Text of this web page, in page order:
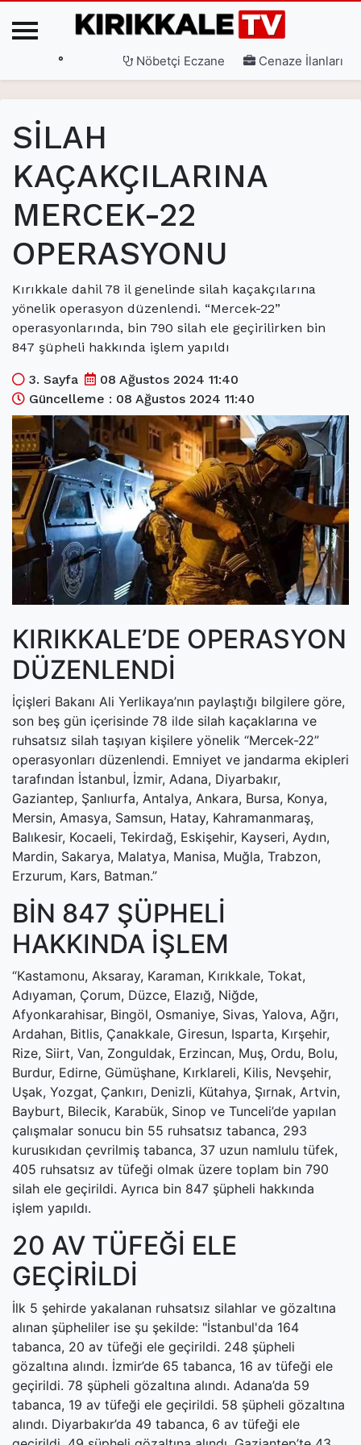
3. Sayfa(current)
Gündem(current)
Siyaset(current)
Eğitim(current)
Spor(current)
Sağlık (current)
Kültür Sanat
Teknoloji(current)
Özel Haber (current)
Dünya(current)
Yerel(current)
İller(current)
° Nöbetçi Eczane Cenaze İlanları
SİLAH
KAÇAKÇILARINA
MERCEK-22
OPERASYONU
Kırıkkale dahil 78 il genelinde silah kaçakçılarına
yönelik operasyon düzenlendi. “Mercek-22”
operasyonlarında, bin 790 silah ele geçirilirken bin
847 şüpheli hakkında işlem yapıldı
3. Sayfa
08 Ağustos 2024 11:40
Güncelleme : 08 Ağustos 2024 11:40
KIRIKKALE’DE OPERASYON
DÜZENLENDİ
İçişleri Bakanı Ali Yerlikaya’nın paylaştığı bilgilere göre,
son beş gün içerisinde 78 ilde silah kaçaklarına ve
ruhsatsız silah taşıyan kişilere yönelik “Mercek-22”
operasyonları düzenlendi. Emniyet ve jandarma ekipleri
tarafından İstanbul, İzmir, Adana, Diyarbakır,
Gaziantep, Şanlıurfa, Antalya, Ankara, Bursa, Konya,
Mersin, Amasya, Samsun, Hatay, Kahramanmaraş,
Balıkesir, Kocaeli, Tekirdağ, Eskişehir, Kayseri, Aydın,
Mardin, Sakarya, Malatya, Manisa, Muğla, Trabzon,
Erzurum, Kars, Batman.”
BİN 847 ŞÜPHELİ
HAKKINDA İŞLEM
“Kastamonu, Aksaray, Karaman, Kırıkkale, Tokat,
Adıyaman, Çorum, Düzce, Elazığ, Niğde,
Afyonkarahisar, Bingöl, Osmaniye, Sivas, Yalova, Ağrı,
Ardahan, Bitlis, Çanakkale, Giresun, Isparta, Kırşehir,
Rize, Siirt, Van, Zonguldak, Erzincan, Muş, Ordu, Bolu,
Burdur, Edirne, Gümüşhane, Kırklareli, Kilis, Nevşehir,
Uşak, Yozgat, Çankırı, Denizli, Kütahya, Şırnak, Artvin,
Bayburt, Bilecik, Karabük, Sinop ve Tunceli’de yapılan
çalışmalar sonucu bin 55 ruhsatsız tabanca, 293
kurusıkıdan çevrilmiş tabanca, 37 uzun namlulu tüfek,
405 ruhsatsız av tüfeği olmak üzere toplam bin 790
silah ele geçirildi. Ayrıca bin 847 şüpheli hakkında
işlem yapıldı.
20 AV TÜFEĞİ ELE
GEÇİRİLDİ
İlk 5 şehirde yakalanan ruhsatsız silahlar ve gözaltına
alınan şüpheliler ise şu şekilde: "İstanbul'da 164
tabanca, 20 av tüfeği ele geçirildi. 248 şüpheli
gözaltına alındı. İzmir’de 65 tabanca, 16 av tüfeği ele
geçirildi. 78 şüpheli gözaltına alındı. Adana’da 59
tabanca, 19 av tüfeği ele geçirildi. 58 şüpheli gözaltına
alındı. Diyarbakır’da 49 tabanca, 6 av tüfeği ele